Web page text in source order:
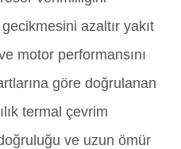
azaltır yakıt
motor performansını
göre doğrulanan
termal çevrim
ve uzun ömür